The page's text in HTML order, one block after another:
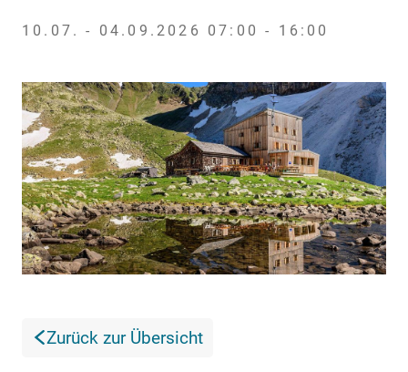
10.07. - 04.09.2026 07:00 - 16:00
Zurück zur Übersicht